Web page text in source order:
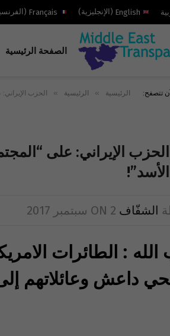
English
( الإنجليزية)
Français
(
الصفحة الرئيسية
تتصفح: الرئيسية » الرئيسية » الحزب
الحزب الإيراني: على
الأسد”!
الشفّاف ON 2 سبتمبر 2017
: الطائرات
داعش وعائلاتهم